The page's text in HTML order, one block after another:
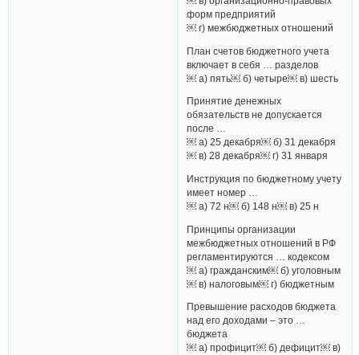
форм предприятий
￼ г) межбюджетных отношений
План счетов бюджетного учета
включает в себя … разделов
￼ а) пять￼ б) четыре￼ в) шесть
Принятие денежных
обязательств не допускается
после …
￼ а) 25 декабря￼ б) 31 декабря
￼ в) 28 декабря￼ г) 31 января
Инструкция по бюджетному учету
имеет номер …
￼ а) 72 н￼ б) 148 н￼ в) 25 н
Принципы организации
межбюджетных отношений в РФ
регламентируются … кодексом
￼ а) гражданским￼ б) уголовным
￼ в) налоговым￼ г) бюджетным
Превышение расходов бюджета
над его доходами – это …
бюджета
￼ а) профицит￼ б) дефицит￼ в)